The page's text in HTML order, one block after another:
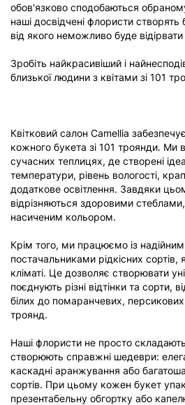
обов'язково сподобаються
наші досвідчені флористи створять
від якого неможливо буде
Зробіть найкрасивіший і
близької людини з квітами зі 101
Квітковий салон Camellia
кожного букета зі 101 троянди. Ми
сучасних теплицях, де створені
температури, рівень вологості,
додаткове освітлення. Завдяки
відрізняються здоровими
насиченим кольором.
Крім того, ми працюємо із
постачальниками рідкісних
кліматі. Це дозволяє створювати
поєднують різні відтінки та сорти,
білих до помаранчевих, персикових
троянд.
Наші флористи не просто
створюють справжні шедеври:
каскадні аранжування або
сортів. При цьому кожен букет
презентабельну обгортку або